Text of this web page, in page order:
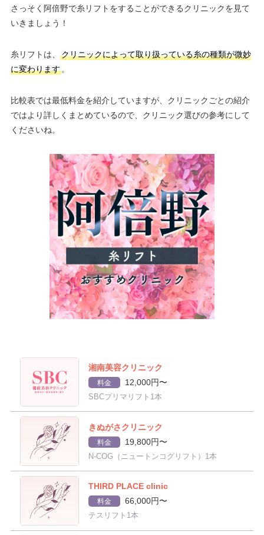
さっそく阿倍野で糸リフトをすることができるクリニックを見て
いきましょう！
糸リフトは、
クリニックによって取り扱っている糸の種類が微妙
に変わります。
比較表では最低料金を紹介していますが、クリニックごとの紹介
ではより詳しくまとめているので、クリニック選びの参考にして
くださいね。
湘南美容クリニック
料金 12,000円〜
SBCプリマリフト1本
きぬがさクリニック
料金 19,800円〜
N-COG（ニュートンコグリフト）1本
THIRD PLACE clinic
料金 66,000円〜
テスリフト1本